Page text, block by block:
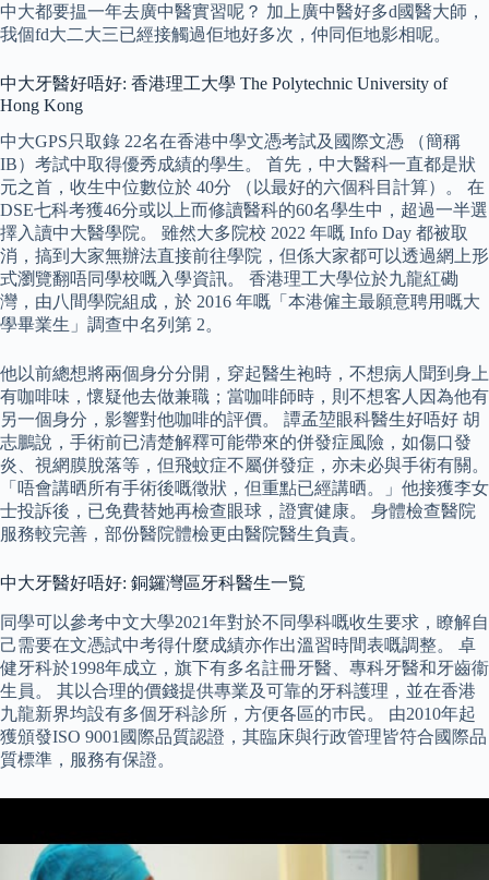
中大都要揾一年去廣中醫實習呢？ 加上廣中醫好多d國醫大師，
我個fd大二大三已經接觸過佢地好多次，仲同佢地影相呢。
中大牙醫好唔好: 香港理工大學 The Polytechnic University of
Hong Kong
中大GPS只取錄 22名在香港中學文憑考試及國際文憑 （簡稱
IB）考試中取得優秀成績的學生。 首先，中大醫科一直都是狀
元之首，收生中位數位於 40分 （以最好的六個科目計算）。 在
DSE七科考獲46分或以上而修讀醫科的60名學生中，超過一半選
擇入讀中大醫學院。 雖然大多院校 2022 年嘅 Info Day 都被取
消，搞到大家無辦法直接前往學院，但係大家都可以透過網上形
式瀏覽翻唔同學校嘅入學資訊。 香港理工大學位於九龍紅磡
灣，由八間學院組成，於 2016 年嘅「本港僱主最願意聘用嘅大
學畢業生」調查中名列第 2。
他以前總想將兩個身分分開，穿起醫生袍時，不想病人聞到身上
有咖啡味，懷疑他去做兼職；當咖啡師時，則不想客人因為他有
另一個身分，影響對他咖啡的評價。 譚孟堃眼科醫生好唔好 胡
志鵬說，手術前已清楚解釋可能帶來的併發症風險，如傷口發
炎、視網膜脫落等，但飛蚊症不屬併發症，亦未必與手術有關。
「唔會講晒所有手術後嘅徵狀，但重點已經講晒。」他接獲李女
士投訴後，已免費替她再檢查眼球，證實健康。 身體檢查醫院
服務較完善，部份醫院體檢更由醫院醫生負責。
中大牙醫好唔好: 銅鑼灣區牙科醫生一覧
同學可以參考中文大學2021年對於不同學科嘅收生要求，瞭解自
己需要在文憑試中考得什麼成績亦作出溫習時間表嘅調整。 卓
健牙科於1998年成立，旗下有多名註冊牙醫、專科牙醫和牙齒衞
生員。 其以合理的價錢提供專業及可靠的牙科護理，並在香港
九龍新界均設有多個牙科診所，方便各區的巿民。 由2010年起
獲頒發ISO 9001國際品質認證，其臨床與行政管理皆符合國際品
質標準，服務有保證。